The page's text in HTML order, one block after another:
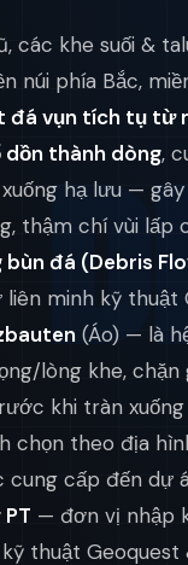
các khe suối &
núi phía Bắc,
đá vụn tích tụ từ
thành dòng,
hạ lưu —
thậm chí vùi lấp
bùn đá (Debris
minh kỹ thuật
(Áo) — là
lòng khe, chặn
khi tràn xuống
chọn theo địa
cung cấp đến dự
— đơn vị nhập
thuật Geoquest